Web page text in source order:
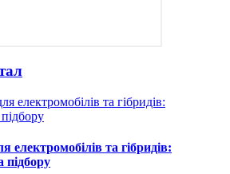
електромобілів та гібридів:
підбору